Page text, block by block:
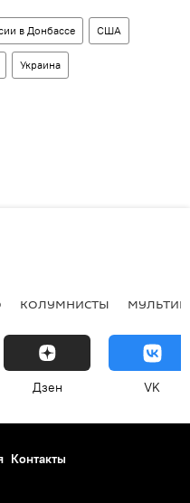
в Донбассе США
Украина
КОЛУМНИСТЫ
Дзен VK
Контакты